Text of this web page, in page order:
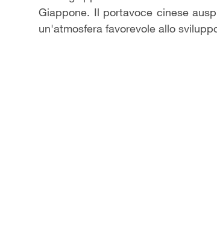
Giappone. Il portavoce cinese
un'atmosfera favorevole allo